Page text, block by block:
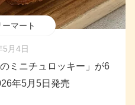
マート
5月4日
ミニチュロッキー」が6
年5月5日発売